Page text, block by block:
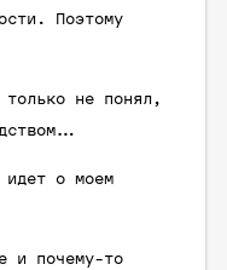
Поэтому
не понял,
о моем
и почему-то